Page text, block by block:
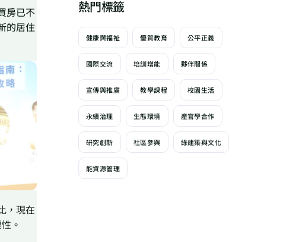
房已不
的居住
，現在
。
熱門標籤
健康與福祉 優質教育 公平正義
國際交流 培訓增能 夥伴關係
宣傳與推廣 教學課程 校園生活
永續治理 生態環境 產官學合作
研究創新 社區參與 綠建築與文化
能資源管理